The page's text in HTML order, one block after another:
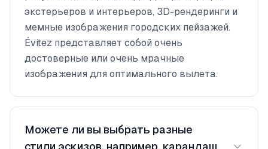
экстерьеров и интерьеров, 3D-рендеринги и
мемные изображения городских пейзажей.
Évitez представляет собой очень
достоверные или очень мрачные
изображения для оптимального вылета.
Можете ли вы выбрать разные
стили эскизов, например, карандаш